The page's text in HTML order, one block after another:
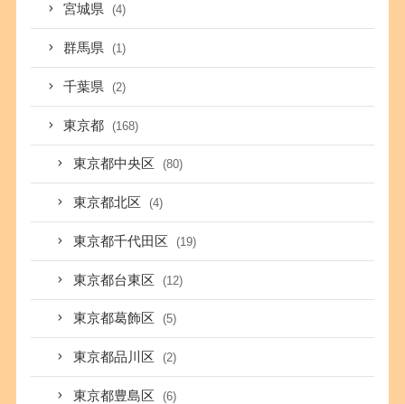
宮城県 (4)
群馬県 (1)
千葉県 (2)
東京都 (168)
東京都中央区 (80)
東京都北区 (4)
東京都千代田区 (19)
東京都台東区 (12)
東京都葛飾区 (5)
東京都品川区 (2)
東京都豊島区 (6)